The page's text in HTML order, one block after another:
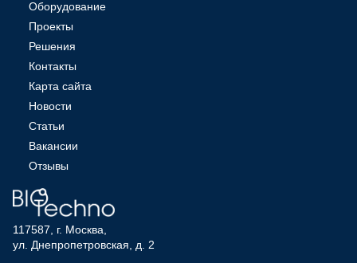
Оборудование
Проекты
Решения
Контакты
Карта сайта
Новости
Статьи
Вакансии
Отзывы
117587, г. Москва,
ул. Днепропетровская, д. 2